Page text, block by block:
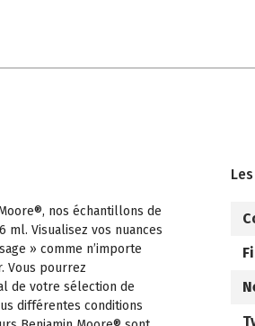
nos échantillons de
ml. Visualisez vos nuances
» comme n’importe
Vous pourrez
de votre sélection de
différentes conditions